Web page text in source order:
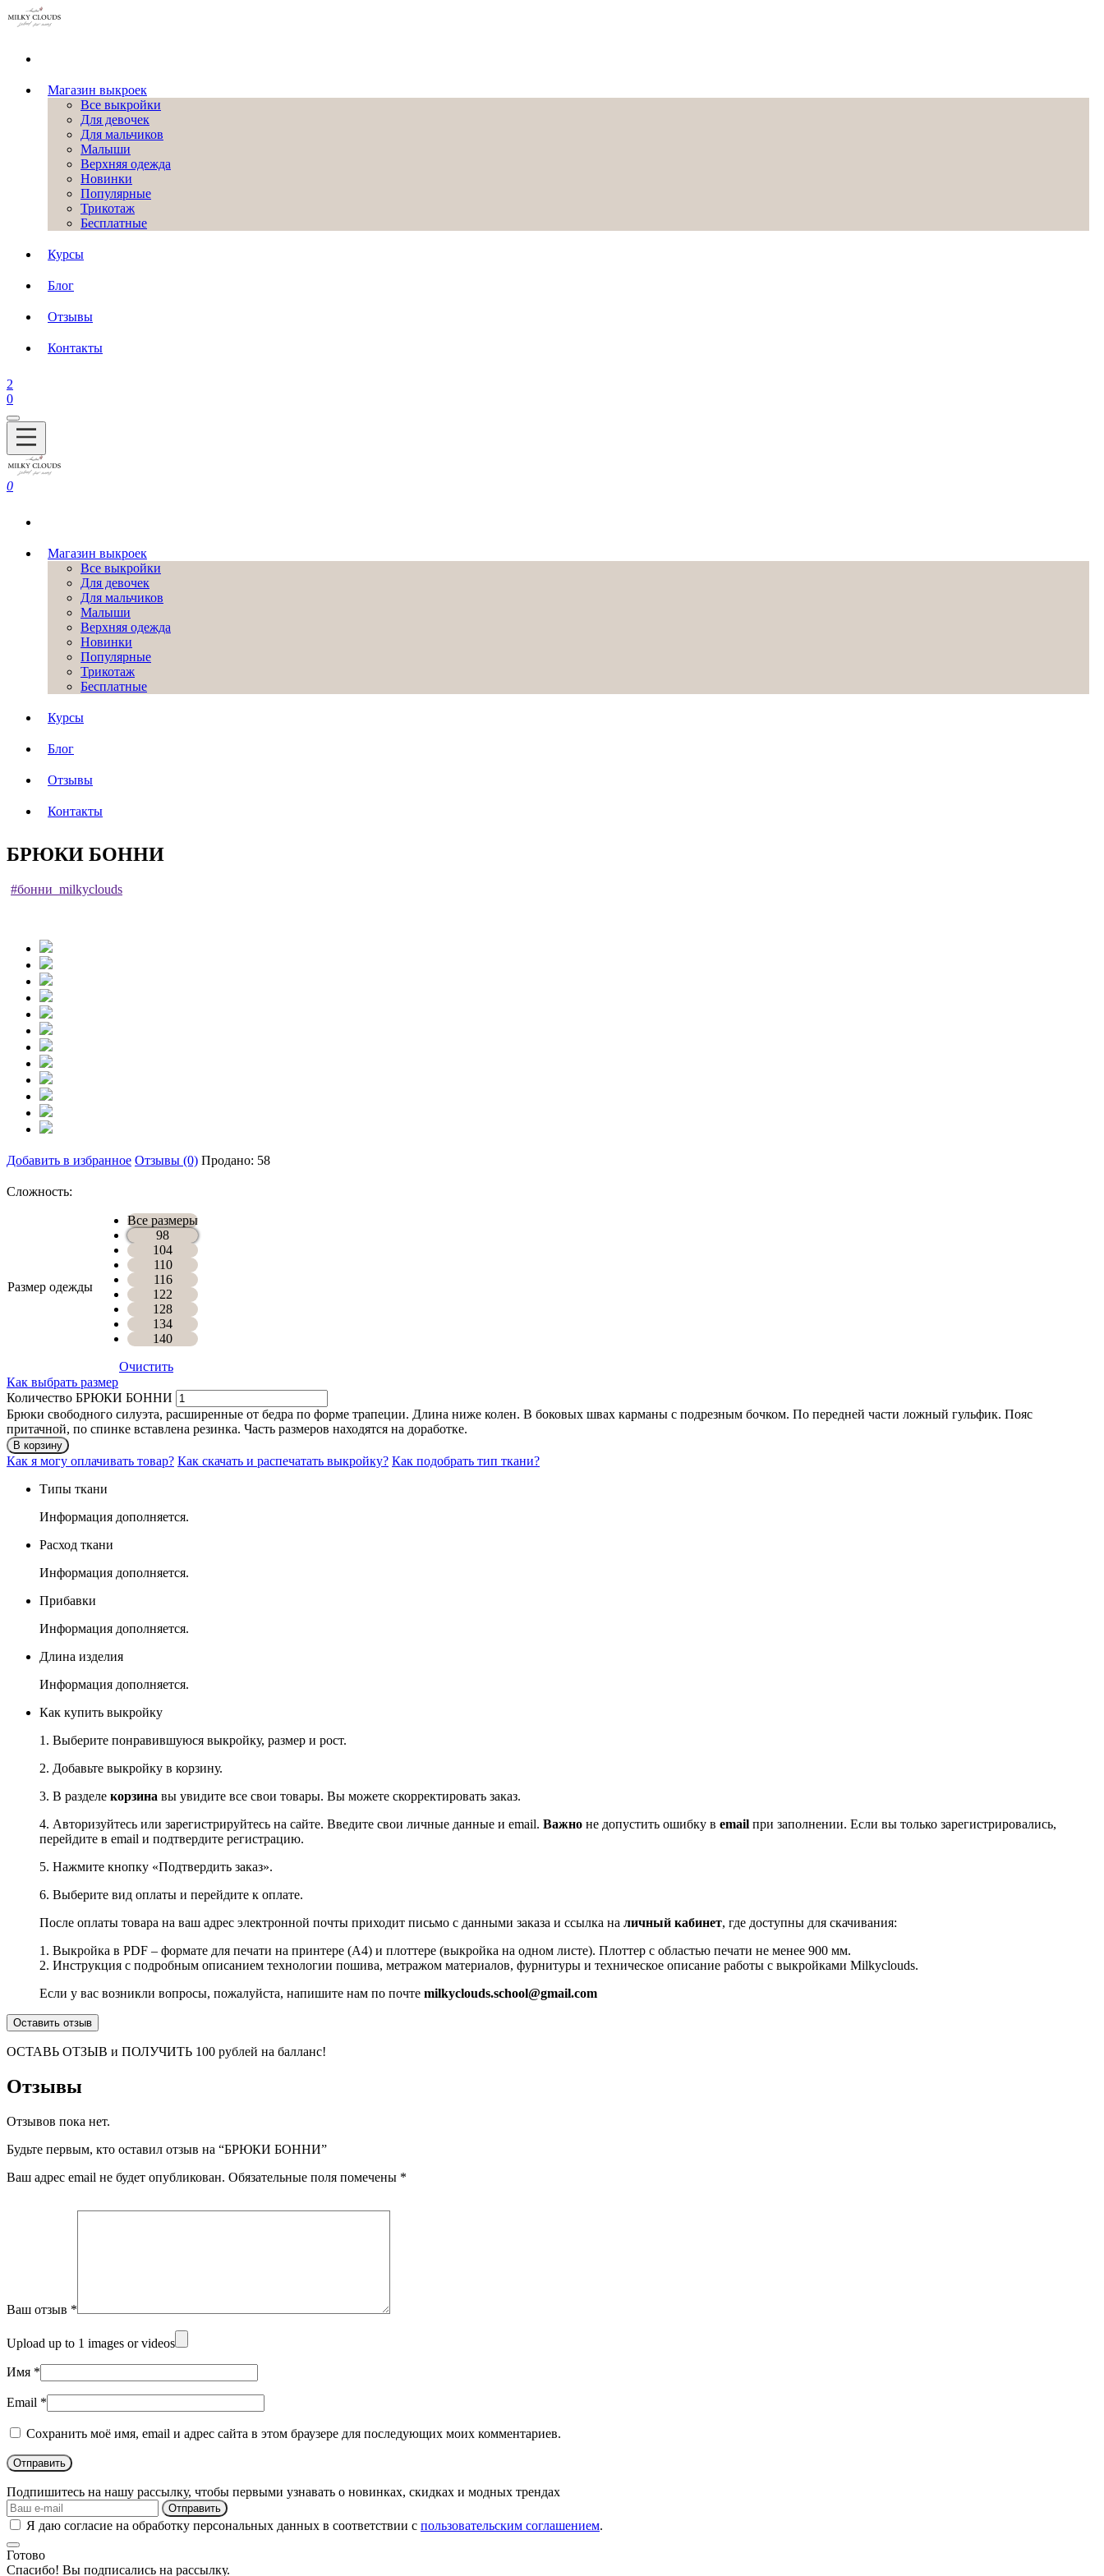
Магазин выкроек
Все выкройки
Для девочек
Для мальчиков
Малыши
Верхняя одежда
Новинки
Популярные
Трикотаж
Бесплатные
Курсы
Блог
Отзывы
Контакты
2
0
0
Магазин выкроек
Все выкройки
Для девочек
Для мальчиков
Малыши
Верхняя одежда
Новинки
Популярные
Трикотаж
Бесплатные
Курсы
Блог
Отзывы
Контакты
БРЮКИ БОННИ
#бонни_milkyclouds
Добавить в избранное Отзывы (0) Продано: 58
Сложность:
Размер одежды
Все размеры
98
104
110
116
122
128
134
140
Очистить
Как выбрать размер
Количество БРЮКИ БОННИ
Брюки свободного силуэта, расширенные от бедра по форме трапеции. Длина ниже колен. В боковых швах карманы с подрезным бочком. По передней части ложный гульфик. Пояс
притачной, по спинке вставлена резинка. Часть размеров находятся на доработке.
В корзину
Как я могу оплачивать товар? Как скачать и распечатать выкройку? Как подобрать тип ткани?
Типы ткани
Информация дополняется.
Расход ткани
Информация дополняется.
Прибавки
Информация дополняется.
Длина изделия
Информация дополняется.
Как купить выкройку
1. Выберите понравившуюся выкройку, размер и рост.
2. Добавьте выкройку в корзину.
3. В разделе корзина вы увидите все свои товары. Вы можете скорректировать заказ.
4. Авторизуйтесь или зарегистрируйтесь на сайте. Введите свои личные данные и email. Важно не допустить ошибку в email при заполнении. Если вы только зарегистрировались,
перейдите в email и подтвердите регистрацию.
5. Нажмите кнопку «Подтвердить заказ».
6. Выберите вид оплаты и перейдите к оплате.
После оплаты товара на ваш адрес электронной почты приходит письмо с данными заказа и ссылка на личный кабинет, где доступны для скачивания:
1. Выкройка в PDF – формате для печати на принтере (А4) и плоттере (выкройка на одном листе). Плоттер с областью печати не менее 900 мм.
2. Инструкция с подробным описанием технологии пошива, метражом материалов, фурнитуры и техническое описание работы с выкройками Milkyclouds.
Если у вас возникли вопросы, пожалуйста, напишите нам по почте milkyclouds.school@gmail.com
Оставить отзыв
ОСТАВЬ ОТЗЫВ и ПОЛУЧИТЬ 100 рублей на балланс!
Отзывы
Отзывов пока нет.
Будьте первым, кто оставил отзыв на “БРЮКИ БОННИ”
Ваш адрес email не будет опубликован. Обязательные поля помечены *
Ваш отзыв *
Upload up to 1 images or videos
Имя *
Email *
Сохранить моё имя, email и адрес сайта в этом браузере для последующих моих комментариев.
Подпишитесь на нашу рассылку, чтобы первыми узнавать о новинках, скидках и модных трендах
Отправить
Я даю согласие на обработку персональных данных в соответствии с пользовательским соглашением.
Готово
Спасибо! Вы подписались на рассылку.